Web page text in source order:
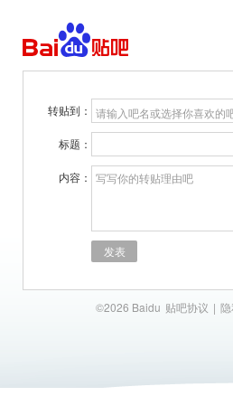
转贴到： 请输入吧名或选择你喜欢的
标题：
内容： 写写你的转贴理由吧
发表
©2026 Baidu 贴吧协议 |